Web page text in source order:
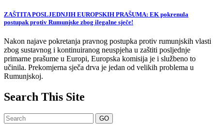
ZAŠTITA POSLJEDNJIH EUROPSKIH PRAŠUMA: EK pokrenula
postupak protiv Rumunjske zbog ilegalne sječe!
Nakon najave pokretanja pravnog postupka protiv rumunjskih vlasti
zbog sustavnog i kontinuiranog neuspjeha u zaštiti posljednje
primarne prašume u Europi, Europska komisija je i službeno to
učinila. Prekomjerna sječa drva je jedan od velikih problema u
Rumunjskoj.
Search This Site